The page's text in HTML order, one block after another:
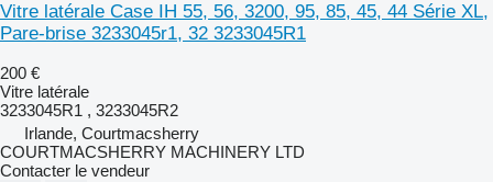
Vitre latérale Case IH 55, 56, 3200, 95, 85, 45, 44 Série XL,
Pare-brise 3233045r1, 32 3233045R1
200 €
Vitre latérale
3233045R1 , 3233045R2
Irlande, Courtmacsherry
COURTMACSHERRY MACHINERY LTD
Contacter le vendeur